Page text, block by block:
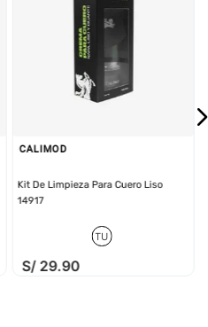
Calimod combina la
vestir clásico con el
acabado, aplicar la
cuero de Calimod.
CALIMOD
Kit De Limpieza Para Cuero Liso
14917
TU
S/ 29.90